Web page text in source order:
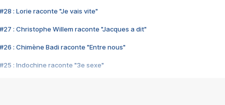
#28 : Lorie raconte "Je vais vite"
#27 : Christophe Willem raconte "Jacques a dit"
#26 : Chimène Badi raconte "Entre nous"
#25 : Indochine raconte "3e sexe"